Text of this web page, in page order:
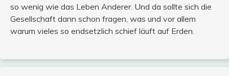
so wenig wie das Leben Anderer. Und da sollte sich die
Gesellschaft dann schon fragen, was und vor allem
warum vieles so endsetzlich schief läuft auf Erden.